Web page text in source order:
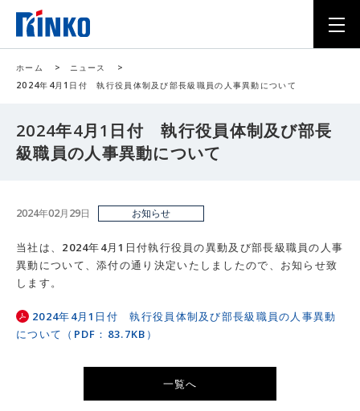
ホーム > ニュース
>
2024年4月1日付 執行役員体制及び部長級職員の人事異動について
2024年4月1日付 執行役員体制及び部長
級職員の人事異動について
2024年02月29日 お知らせ
当社は、2024年4月1日付執行役員の異動及び部長級職員の人事
異動について、添付の通り決定いたしましたので、お知らせ致
します。
2024年4月1日付 執行役員体制及び部長級職員の人事異動
について（PDF：83.7KB）
一覧へ